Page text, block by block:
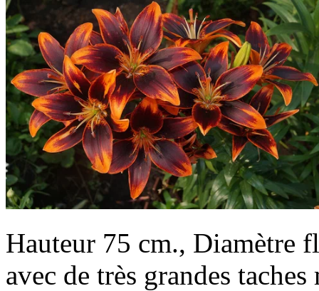
Hauteur 75 cm., Diamètre
avec de très grandes